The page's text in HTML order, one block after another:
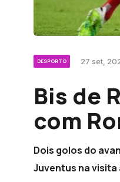
DESPORTO 27 set,
Bis de
com
Dois golos do
Juventus na visita